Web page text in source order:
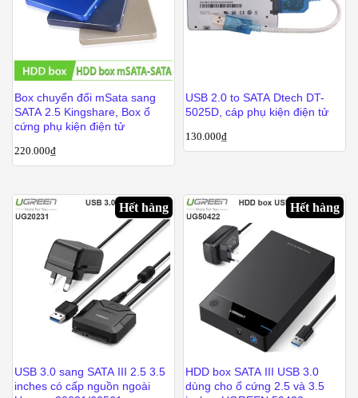
Box chuyển đổi mSata sang
SATA 2.5 Kingshare, Box ổ
cứng phụ kiện điện tử
220.000₫
USB 2.0 to SATA Dtech DT-
5025D, cáp phụ kiện điện tử
130.000₫
Hết hàng
USB 3.0 sang SATA III 2.5 3.5
inches có cấp nguồn ngoài
Hết hàng
HDD box SATA III USB 3.0
dùng cho ổ cứng 2.5 và 3.5